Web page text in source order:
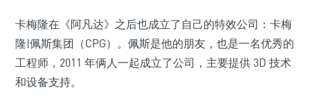
卡梅隆在《阿凡达》之后也成立了自己的特效公司：卡梅
隆|佩斯集团（CPG）。佩斯是他的朋友，也是一名优秀的
工程师，2011 年俩人一起成立了公司，主要提供 3D 技术
和设备支持。